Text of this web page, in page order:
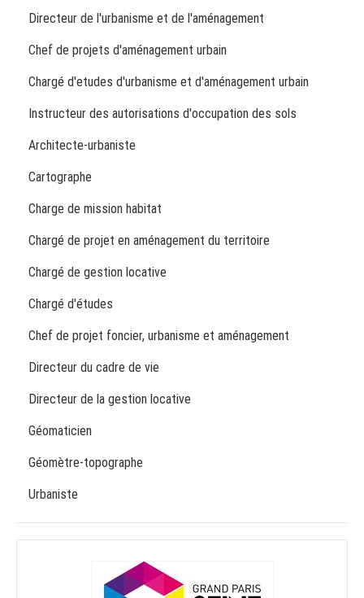
Directeur de l'urbanisme et de l'aménagement
Chef de projets d'aménagement urbain
Chargé d'etudes d'urbanisme et d'aménagement urbain
Instructeur des autorisations d'occupation des sols
Architecte-urbaniste
Cartographe
Charge de mission habitat
Chargé de projet en aménagement du territoire
Chargé de gestion locative
Chargé d'études
Chef de projet foncier, urbanisme et aménagement
Directeur du cadre de vie
Directeur de la gestion locative
Géomaticien
Géomètre-topographe
Urbaniste